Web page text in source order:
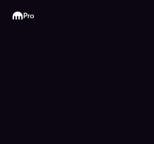
Kraken
Pro